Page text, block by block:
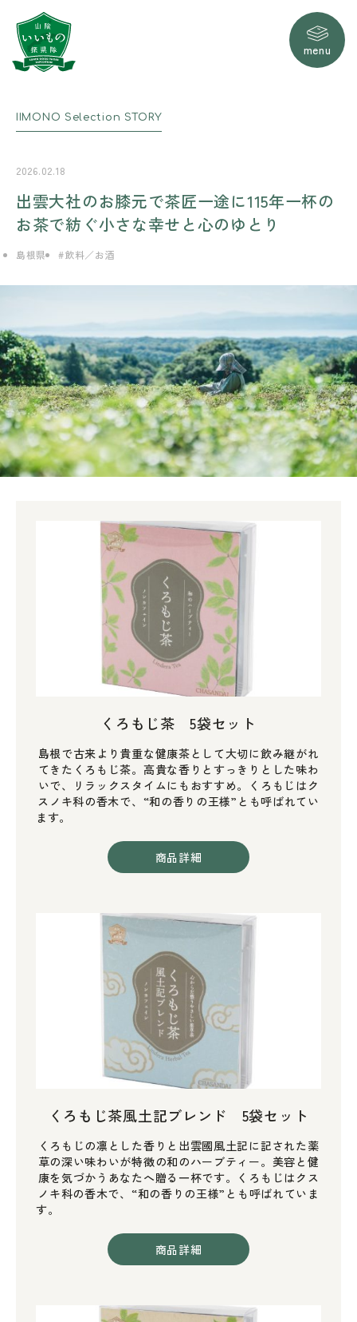
menu
IIMONO Selection STORY
2026.02.18
出雲大社のお膝元で茶匠一途に115年一杯の
お茶で紡ぐ小さな幸せと心のゆとり
島根県 飲料／お酒
くろもじ茶 5袋セット
島根で古来より貴重な健康茶として大切に飲み継がれ
てきたくろもじ茶。高貴な香りとすっきりとした味わ
いで、リラックスタイムにもおすすめ。くろもじはク
スノキ科の香木で、“和の香りの王様”とも呼ばれてい
ます。
商品詳細
くろもじ茶風土記ブレンド 5袋セット
くろもじの凛とした香りと出雲國風土記に記された薬
草の深い味わいが特徴の和のハーブティー。美容と健
康を気づかうあなたへ贈る一杯です。くろもじはクス
ノキ科の香木で、“和の香りの王様”とも呼ばれていま
す。
商品詳細